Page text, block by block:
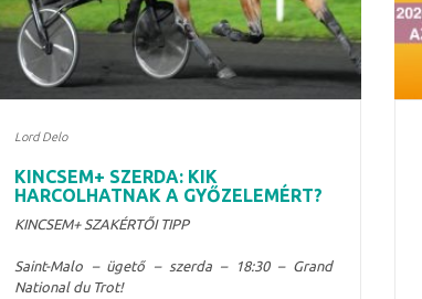
Lord Delo
KINCSEM+ SZERDA: KIK
HARCOLHATNAK A GYŐZELEMÉRT?
KINCSEM+ SZAKÉRTŐI TIPP
Saint-Malo – ügető – szerda – 18:30 – Grand
National du Trot!